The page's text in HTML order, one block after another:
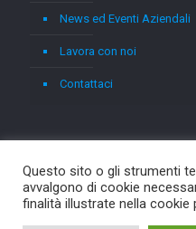
News ed Eventi Aziendali
Lavora con noi
Contattaci
Questo sito o gli strumenti
avvalgono di cookie
finalità illustrate nella cookie